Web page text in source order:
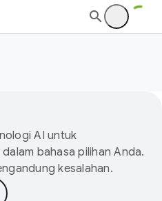
AI untuk
bahasa pilihan Anda.
kesalahan.